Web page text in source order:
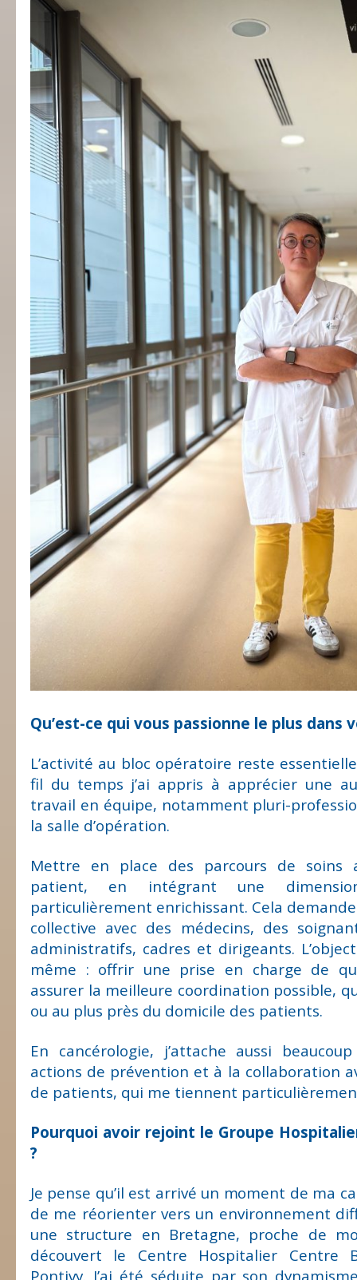
Qu’est-ce qui vous passionne le plus dans
L’activité au bloc opératoire reste
fil du temps j’ai appris à apprécier une
travail en équipe, notamment pluri-
la salle d’opération.
Mettre en place des parcours de soins
patient, en intégrant une
particulièrement enrichissant. Cela
collective avec des médecins, des
administratifs, cadres et dirigeants.
même : offrir une prise en charge de
assurer la meilleure coordination possible,
ou au plus près du domicile des patients.
En cancérologie, j’attache aussi
actions de prévention et à la collaboration
de patients, qui me tiennent
Pourquoi avoir rejoint le Groupe
?
Je pense qu’il est arrivé un moment de ma
de me réorienter vers un environnement
une structure en Bretagne, proche de
découvert le Centre Hospitalier Centre